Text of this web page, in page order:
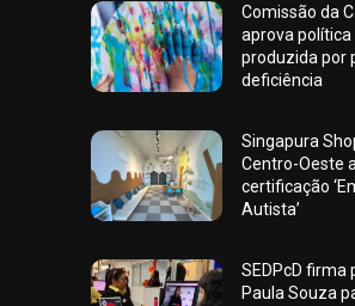
Comissão da
aprova
produzida por
deficiência
Singapura
Centro-Oeste
certificação
Autista’
SEDPcD firma
Paula Souza